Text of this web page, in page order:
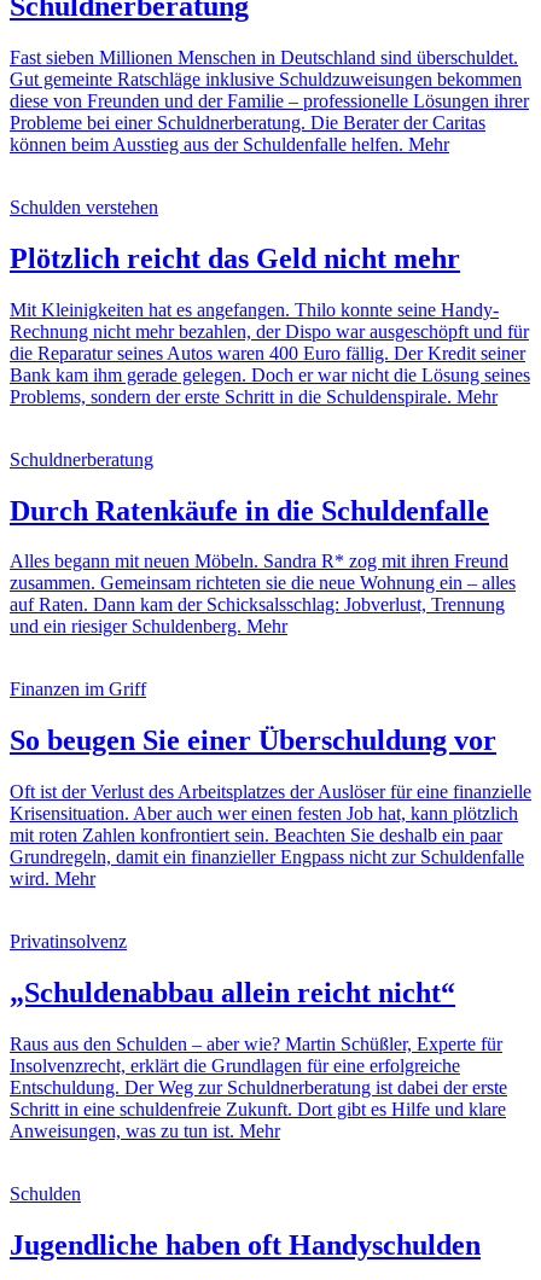
Fast sieben Millionen Menschen in Deutschland sind überschuldet.
Gut gemeinte Ratschläge inklusive Schuldzuweisungen bekommen
diese von Freunden und der Familie – professionelle Lösungen ihrer
Probleme bei einer Schuldnerberatung. Die Berater der Caritas
können beim Ausstieg aus der Schuldenfalle helfen. Mehr
Schulden verstehen
Plötzlich reicht das Geld nicht mehr
Mit Kleinigkeiten hat es angefangen. Thilo konnte seine Handy-
Rechnung nicht mehr bezahlen, der Dispo war ausgeschöpft und für
die Reparatur seines Autos waren 400 Euro fällig. Der Kredit seiner
Bank kam ihm gerade gelegen. Doch er war nicht die Lösung seines
Problems, sondern der erste Schritt in die Schuldenspirale. Mehr
Schuldnerberatung
Durch Ratenkäufe in die Schuldenfalle
Alles begann mit neuen Möbeln. Sandra R* zog mit ihren Freund
zusammen. Gemeinsam richteten sie die neue Wohnung ein – alles
auf Raten. Dann kam der Schicksalsschlag: Jobverlust, Trennung
und ein riesiger Schuldenberg. Mehr
Finanzen im Griff
So beugen Sie einer Überschuldung vor
Oft ist der Verlust des Arbeitsplatzes der Auslöser für eine finanzielle
Krisensituation. Aber auch wer einen festen Job hat, kann plötzlich
mit roten Zahlen konfrontiert sein. Beachten Sie deshalb ein paar
Grundregeln, damit ein finanzieller Engpass nicht zur Schuldenfalle
wird. Mehr
Privatinsolvenz
„Schuldenabbau allein reicht nicht“
Raus aus den Schulden – aber wie? Martin Schüßler, Experte für
Insolvenzrecht, erklärt die Grundlagen für eine erfolgreiche
Entschuldung. Der Weg zur Schuldnerberatung ist dabei der erste
Schritt in eine schuldenfreie Zukunft. Dort gibt es Hilfe und klare
Anweisungen, was zu tun ist. Mehr
Schulden
Jugendliche haben oft Handyschulden